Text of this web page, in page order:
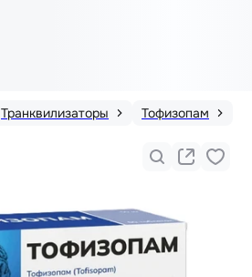
Транквилизаторы Тофизопам